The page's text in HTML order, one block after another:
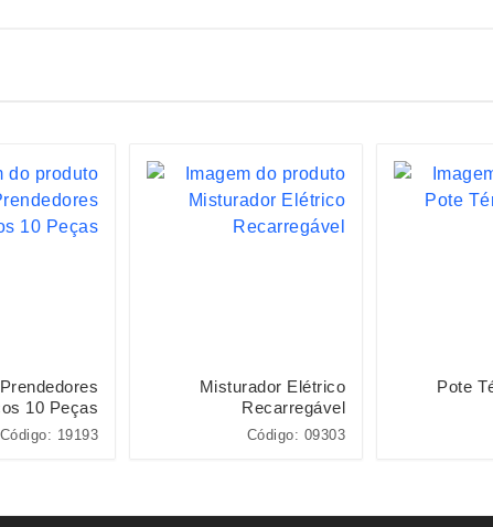
10 Peças
Código: 19193
Misturador Elétrico
Recarregável
Código: 09303
Pote